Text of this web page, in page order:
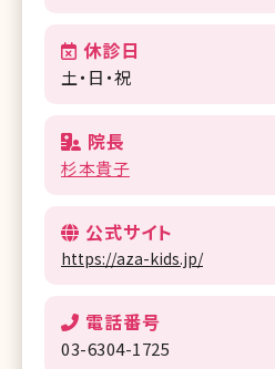
休診日
土・日・祝
院長
杉本貴子
公式サイト
https://aza-kids.jp/
電話番号
03-6304-1725